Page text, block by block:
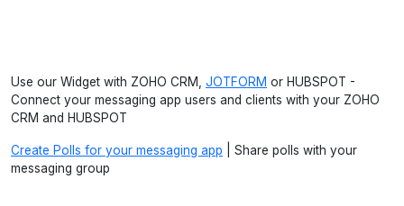
Use our Widget with ZOHO CRM, JOTFORM or HUBSPOT -
Connect your messaging app users and clients with your ZOHO
CRM and HUBSPOT
Create Polls for your messaging app | Share polls with your
messaging group